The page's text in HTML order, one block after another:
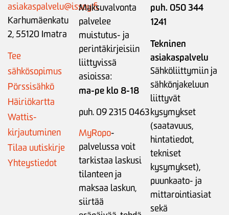
asiakaspalvelu@issoy.fi
Karhumäenkatu
2, 55120 Imatra
Tee
sähkösopimus
Pörssisähkö
Häiriökartta
Wattis-
kirjautuminen
Tilaa uutiskirje
Yhteystiedot
Maksuvalvonta
palvelee
muistutus- ja
perintäkirjeisiin
liittyvissä
asioissa:
ma-pe klo 8-18
puh. 09 2315 0463
MyRopo-
palvelussa voit
tarkistaa laskusi
tilanteen ja
maksaa laskun,
siirtää
puh. 050 344
1241
Tekninen
asiakaspalvelu
Sähköliittymiin ja
sähkönjakeluun
liittyvät
kysymykset
(saatavuus,
hintatiedot,
tekniset
kysymykset),
puunkaato- ja
mittarointiasiat
sekä